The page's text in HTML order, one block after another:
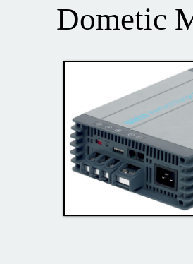
Dometic